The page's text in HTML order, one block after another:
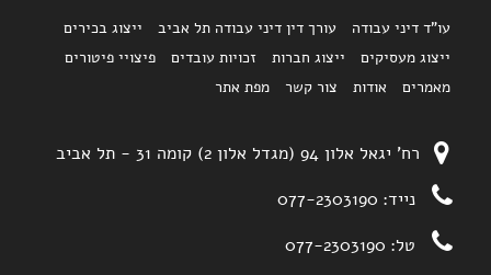
עו"ד דיני עבודה עורך דין דיני עבודה תל אביב
ייצוג בכירים
ייצוג מעסיקים
ייצוג חברות זכויות עובדים
פיצויי פיטורים
מאמרים
אודות צור קשר מפת אתר
רח' יגאל אלון 94 (מגדל אלון 2) קומה 31 - תל אביב
נייד: 077-2303190
טל: 077-2303190